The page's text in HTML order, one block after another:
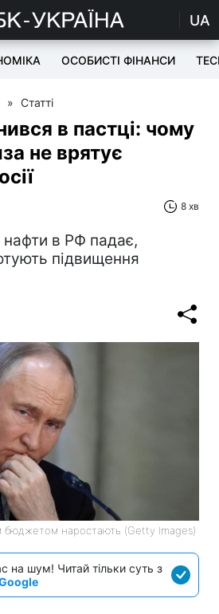
UA
ОСОБИСТІ ФІНАНСИ
» Статті
в пастці: чому
не врятує
8 хв
в РФ падає,
підвищення
бюджетом наростають (Getty Images)
на шум! Читай тільки суть з